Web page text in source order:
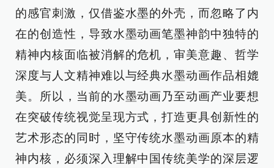
的感官刺激，仅借鉴水墨的外壳，而忽略了内
在的创造性，导致水墨动画笔墨神韵中独特的
精神内核面临被消解的危机，审美意趣、哲学
深度与人文精神难以与经典水墨动画作品相媲
美。所以，当前的水墨动画乃至动画产业要想
在突破传统视觉呈现方式，打造更具创新性的
艺术形态的同时，坚守传统水墨动画原本的精
神内核，必须深入理解中国传统美学的深层逻